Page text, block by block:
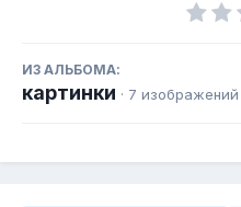
ИЗ АЛЬБОМА:
картинки · 7 изображений